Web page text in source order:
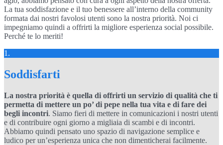
La tua soddisfazione e il tuo benessere all’interno della community
formata dai nostri favolosi utenti sono la nostra priorità. Noi ci
impegniamo quindi a offrirti la migliore esperienza social possibile.
Perché te lo meriti!
1.
Soddisfarti
La nostra priorità è quella di offrirti un servizio di qualità che ti
permetta di mettere un po’ di pepe nella tua vita e di fare dei
begli incontri. Siamo fieri di mettere in comunicazioni i nostri utenti
e di contribuire ogni giorno a migliaia di scambi e di incontri.
Abbiamo quindi pensato uno spazio di navigazione semplice e
ludico per un’esperienza unica che non dimenticherai facilmente.